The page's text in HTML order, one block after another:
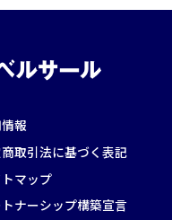
報
取引法に基づく表記
マップ
ナーシップ構築宣言
株主総会・IR
プレス発表